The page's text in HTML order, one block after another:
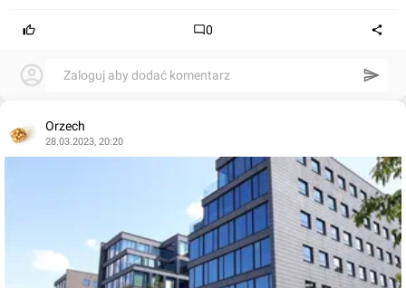
0
Zaloguj aby dodać komentarz
Orzech
28.03.2023, 20:20